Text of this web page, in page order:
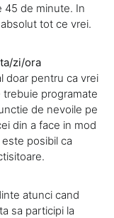
45 de minute. In
tot ce vrei.
zi/ora
doar pentru ca vrei
trebuie programate
de nevoile pe
din a face in mod
posibil ca
atunci cand
sa participi la